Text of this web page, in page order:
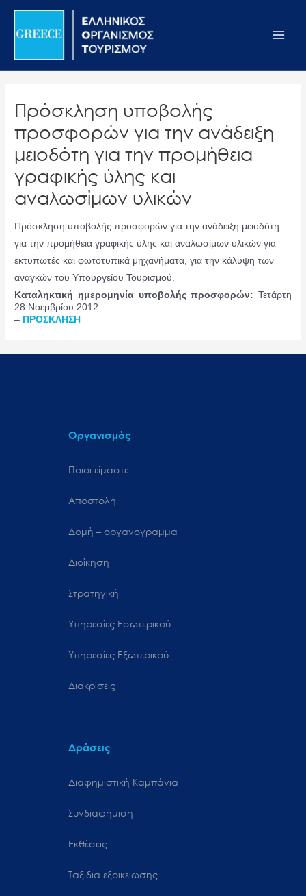
Σημείωση:
ιστότοπος
σύστημα
προσβασιμότητας.
Μετάβαση
περιεχόμενο
Πρόσκληση υποβολής
προσφορών για την ανάδειξη
μειοδότη για την προμήθεια
γραφικής ύλης και
αναλωσίμων υλικών
Πρόσκληση υποβολής προσφορών για την ανάδειξη μειοδότη
για την προμήθεια γραφικής ύλης και αναλωσίμων υλικών για
εκτυπωτές και φωτοτυπικά μηχανήματα, για την κάλυψη των
αναγκών του Υπουργείου Τουρισμού.
Καταληκτική ημερομηνία υποβολής προσφορών: Τετάρτη
28 Νοεμβρίου 2012.
– ΠΡΟΣΚΛΗΣΗ
Οργανισμός
Ποιοι είμαστε
Αποστολή
Δομή – οργανόγραμμα
Διοίκηση
Στρατηγική
Υπηρεσίες Εσωτερικού
Υπηρεσίες Εξωτερικού
Διακρίσεις
Δράσεις
Διαφημιστική Καμπάνια
Συνδιαφήμιση
Εκθέσεις
Ταξίδια εξοικείωσης